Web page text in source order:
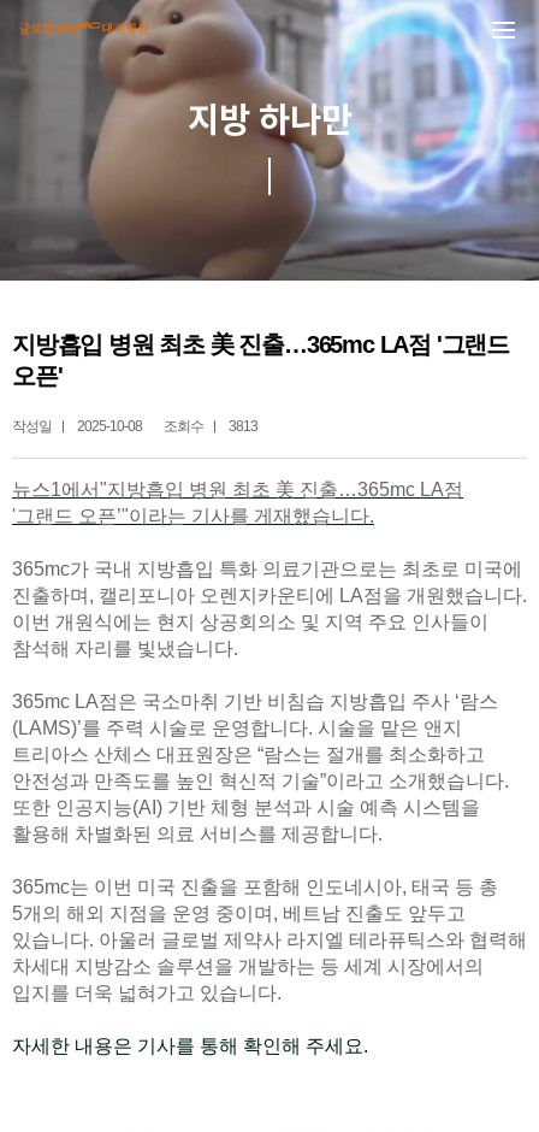
본문 바로가기
지방 하나만
지방흡입 병원 최초 美 진출…365mc LA점 '그랜드
오픈'
작성일 2025-10-08 조회수 3813
뉴스1에서"지방흡입 병원 최초 美 진출…365mc LA점
'그랜드 오픈’"이라는 기사를 게재했습니다.
365mc가 국내 지방흡입 특화 의료기관으로는 최초로 미국에
진출하며, 캘리포니아 오렌지카운티에 LA점을 개원했습니다.
이번 개원식에는 현지 상공회의소 및 지역 주요 인사들이
참석해 자리를 빛냈습니다.
365mc LA점은 국소마취 기반 비침습 지방흡입 주사 ‘람스
(LAMS)’를 주력 시술로 운영합니다. 시술을 맡은 앤지
트리아스 산체스 대표원장은 “람스는 절개를 최소화하고
안전성과 만족도를 높인 혁신적 기술”이라고 소개했습니다.
또한 인공지능(AI) 기반 체형 분석과 시술 예측 시스템을
활용해 차별화된 의료 서비스를 제공합니다.
365mc는 이번 미국 진출을 포함해 인도네시아, 태국 등 총
5개의 해외 지점을 운영 중이며, 베트남 진출도 앞두고
있습니다. 아울러 글로벌 제약사 라지엘 테라퓨틱스와 협력해
차세대 지방감소 솔루션을 개발하는 등 세계 시장에서의
입지를 더욱 넓혀가고 있습니다.
자세한 내용은 기사를 통해 확인해 주세요.